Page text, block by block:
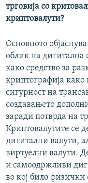
трговија со
криптовалути?
Основното
облик на дигитална
како средство за
криптографија
сигурност на
создавањето
заради потврда на
Криптовалутите се
дигитални валути,
виртуелни валути.
и самоодржливи
во кој било